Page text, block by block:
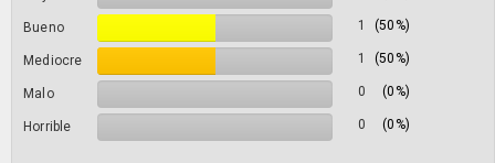
Bueno 1 (50%)
Mediocre 1 (50%)
Malo 0 (0%)
Horrible 0 (0%)